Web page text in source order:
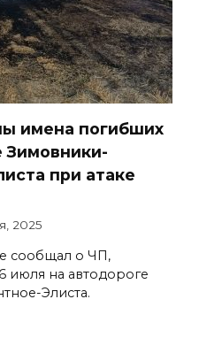
имена погибших
Зимовники-
при атаке
2025
сообщал о ЧП,
на автодороге
Элиста.